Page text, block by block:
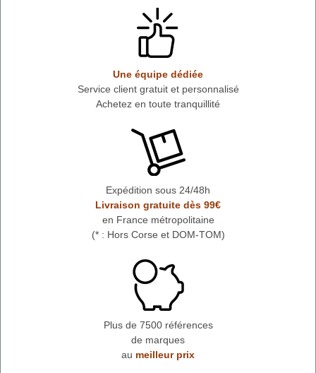
Une équipe dédiée
Service client gratuit et personnalisé
Achetez en toute tranquillité
Expédition sous 24/48h
Livraison gratuite dès 99€
en France métropolitaine
(* : Hors Corse et DOM-TOM)
Plus de 7500 références
de marques
au meilleur prix